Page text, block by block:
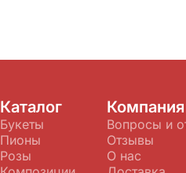
Каталог
Букеты
Пионы
Розы
Компания
Вопросы и
Отзывы
О нас